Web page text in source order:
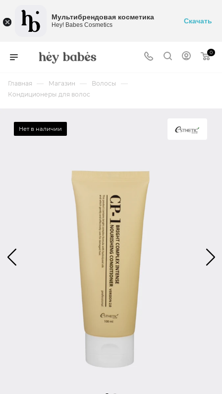
0
Главная — Магазин — Волосы —
Кондиционеры для волос
Нет в наличии
Мультибрендовая косметика
Hey! Babes Cosmetics Скачать